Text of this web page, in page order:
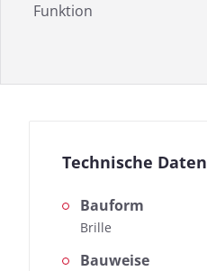
Funktion
Technische Daten
Bauform
Brille
Bauweise